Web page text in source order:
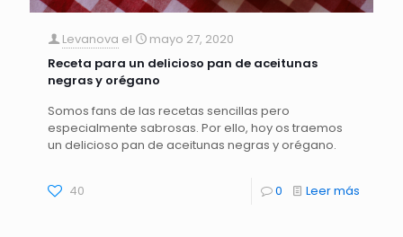
Levanova el
mayo 27, 2020
Receta para un delicioso pan de aceitunas
negras y orégano
Somos fans de las recetas sencillas pero
especialmente sabrosas. Por ello, hoy os traemos
un delicioso pan de aceitunas negras y orégano.
40 0 Leer más